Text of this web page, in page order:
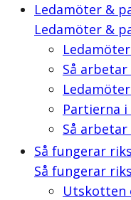
Ledamöter &
Ledamöter &
Så
Partierna
Så
Så fungerar
Så fungerar
Utskotten